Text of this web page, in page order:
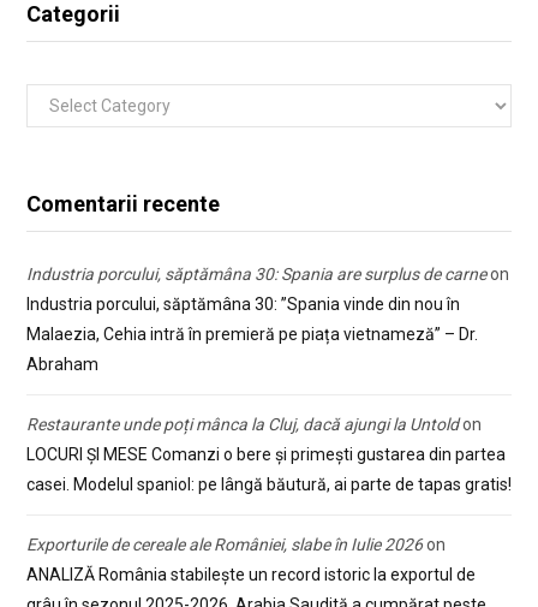
Categorii
Categorii
Comentarii recente
Industria porcului, săptămâna 30: Spania are surplus de carneon
Industria porcului, săptămâna 30: ”Spania vinde din nou în
Malaezia, Cehia intră în premieră pe piața vietnameză” – Dr.
Abraham
Restaurante unde poți mânca la Cluj, dacă ajungi la Untoldon
LOCURI ȘI MESE Comanzi o bere și primești gustarea din partea
casei. Modelul spaniol: pe lângă băutură, ai parte de tapas gratis!
Exporturile de cereale ale României, slabe în Iulie 2026on
ANALIZĂ România stabilește un record istoric la exportul de